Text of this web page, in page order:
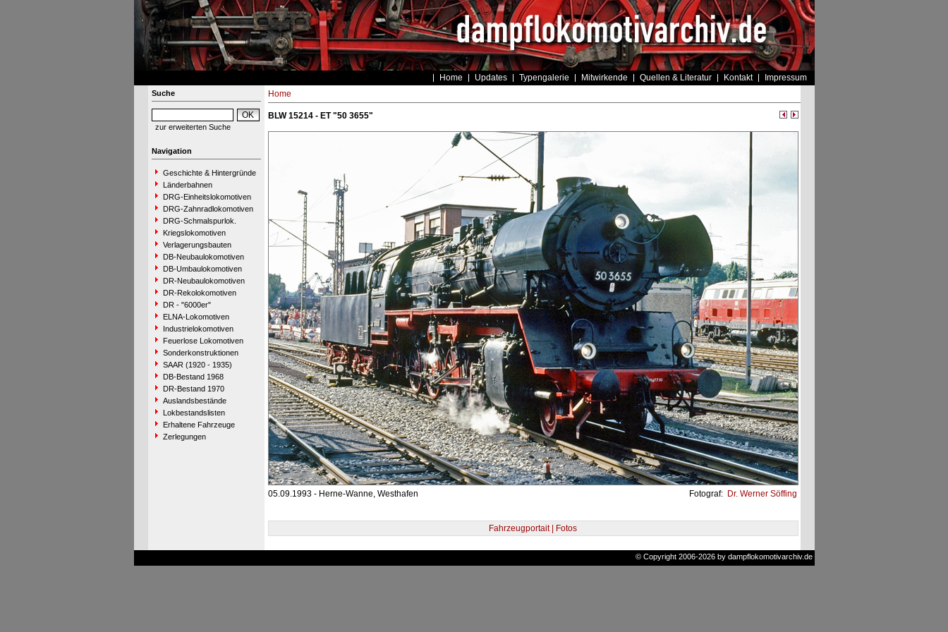
Home Updates Typengalerie Mitwirkende Quellen & Literatur Kontakt Impressum
Suche
zur erweiterten Suche
Navigation
Geschichte & Hintergründe
Länderbahnen
DRG-Einheitslokomotiven
DRG-Zahnradlokomotiven
DRG-Schmalspurlok.
Kriegslokomotiven
Verlagerungsbauten
DB-Neubaulokomotiven
DB-Umbaulokomotiven
DR-Neubaulokomotiven
DR-Rekolokomotiven
DR - "6000er"
ELNA-Lokomotiven
Industrielokomotiven
Feuerlose Lokomotiven
Sonderkonstruktionen
SAAR (1920 - 1935)
DB-Bestand 1968
DR-Bestand 1970
Auslandsbestände
Lokbestandslisten
Erhaltene Fahrzeuge
Zerlegungen
Home
BLW 15214 - ET "50 3655"
05.09.1993 - Herne-Wanne, Westhafen Fotograf: Dr. Werner Söffing
Fahrzeugportait | Fotos
© Copyright 2006-2026 by dampflokomotivarchiv.de